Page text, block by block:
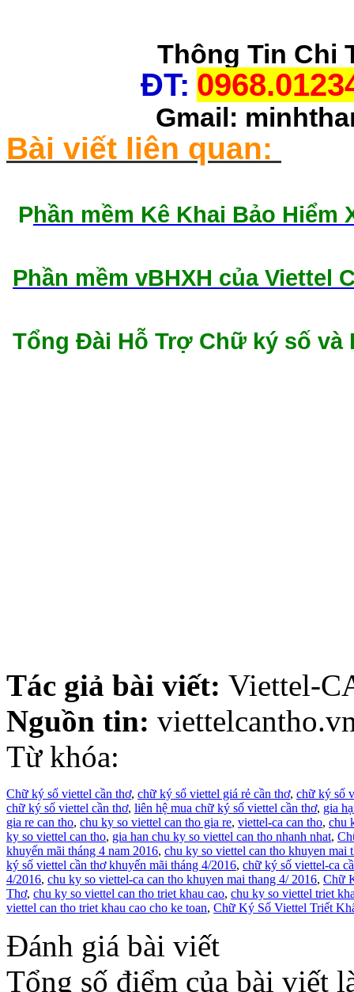
Thông Tin Chi
ĐT:
Gmail:
Bài viết liên quan:
Phần mềm Kê Khai Bảo Hiểm
Phần mềm vBHXH của Viettel
Tổng Đài Hỗ Trợ Chữ ký số và
Tác giả bài viết: Viettel-
Nguồn tin:
Từ khóa:
Chữ ký số viettel cần thơ, chữ ký số viettel giá rẻ cần thơ, chữ ký số
chữ ký số viettel cần thơ, liên hệ mua chữ ký số viettel cần thơ, gia
gia re can tho, chu ky so viettel can tho gia re, viettel-ca can tho, chu
ky so viettel can tho, gia han chu ky so viettel can tho nhanh nhat,
khuyến mãi tháng 4 nam 2016, chu ky so viettel can tho khuyen mai
ký số viettel cần thơ khuyến mãi tháng 4/2016, chữ ký số viettel-ca
4/2016, chu ky so viettel-ca can tho khuyen mai thang 4/ 2016, Chữ
Thơ, chu ky so viettel can tho triet khau cao, chu ky so viettel triet
viettel can tho triet khau cao cho ke toan, Chữ Ký Số Viettel Triết
Đánh giá bài viết
Tổng số điểm của bài viết